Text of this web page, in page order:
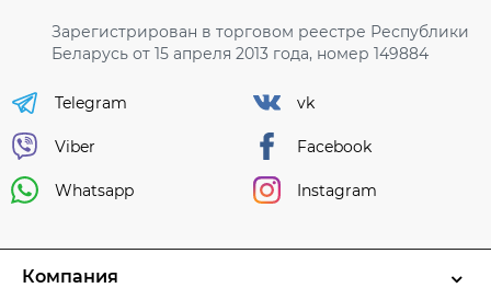
Зарегистрирован в торговом реестре Республики
Беларусь от 15 апреля 2013 года, номер 149884
Telegram
Viber
Whatsapp
vk
Facebook
Instagram
Компания